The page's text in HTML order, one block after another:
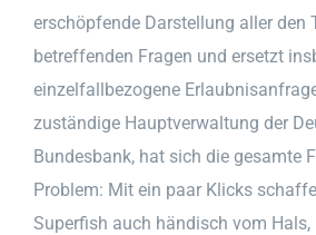
erschöpfende Darstellung aller den
betreffenden Fragen und ersetzt
einzelfallbezogene
zuständige Hauptverwaltung der
Bundesbank, hat sich die gesamte
Problem: Mit ein paar Klicks
Superfish auch händisch vom Hals,